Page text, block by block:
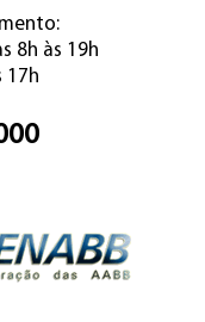
8h às 19h
17h